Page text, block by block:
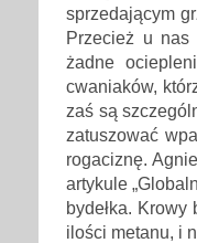
sprzedającym
Przecież u nas
żadne
cwaniaków,
zaś są
zatuszować
rogaciznę.
artykule
bydełka.
ilości metanu, i